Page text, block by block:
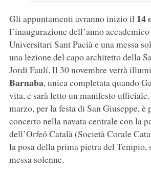
Gli appuntamenti avranno inizio il 14
l’inaugurazione dell’anno
Universitari Sant Pacià e una messa
una lezione del capo architetto della
Jordi Faulí. Il 30 novembre verrà
Barnaba, unica completata quando
vita, e sarà letto un manifesto
marzo, per la festa di San Giuseppe, è
concerto nella navata centrale con la
dell’Orfeó Català (Società Corale
la posa della prima pietra del Tempio,
messa solenne.